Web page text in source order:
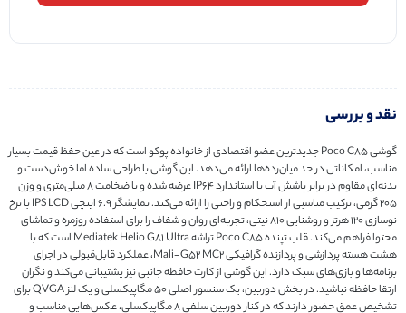
نقد و بررسی
گوشی Poco C85 جدیدترین عضو اقتصادی از خانواده پوکو است که در عین حفظ قیمت بسیار
مناسب، امکاناتی در حد میان‌رده‌ها ارائه می‌دهد. این گوشی با طراحی ساده اما خوش‌دست و
بدنه‌ای مقاوم در برابر پاشش آب با استاندارد IP64 عرضه شده و با ضخامت ۸ میلی‌متری و وزن
۲۰۵ گرمی، ترکیب مناسبی از استحکام و راحتی را ارائه می‌کند. نمایشگر ۶.۹ اینچی IPS LCD با نرخ
نوسازی ۱۲۰ هرتز و روشنایی ۸۱۰ نیتی، تجربه‌ای روان و شفاف را برای استفاده روزمره و تماشای
محتوا فراهم می‌کند. قلب تپنده Poco C85 تراشه Mediatek Helio G81 Ultra است که با
هشت هسته پردازشی و پردازنده گرافیکی Mali-G52 MC2، عملکرد قابل‌قبولی در اجرای
برنامه‌ها و بازی‌های سبک دارد. این گوشی از کارت حافظه جانبی نیز پشتیبانی می‌کند و نگران
ارتقا حافظه نباشید. در بخش دوربین، یک سنسور اصلی ۵۰ مگاپیکسلی و یک لنز QVGA برای
تشخیص عمق حضور دارند که در کنار دوربین سلفی ۸ مگاپیکسلی، عکس‌هایی مناسب و